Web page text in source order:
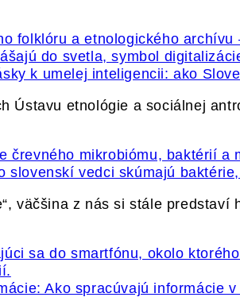
k umelej inteligencii: ako
Ústavu etnológie a sociálnej
slovenskí vedci skúmajú
väčšina z nás si stále predstaví
Ako spracúvajú informácie